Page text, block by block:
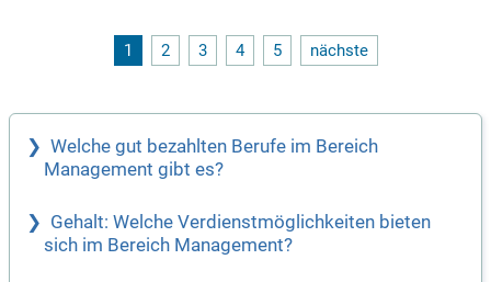
erte Arbeitsweise und ein sicherer Umgang mit MS-Office si
nd essentielle Voraussetzungen. Wenn Sie teamorientiert, z
1 2 3 4 5 nächste
Welche gut bezahlten Berufe im Bereich
Management gibt es?
Gehalt: Welche Verdienstmöglichkeiten bieten
sich im Bereich Management?